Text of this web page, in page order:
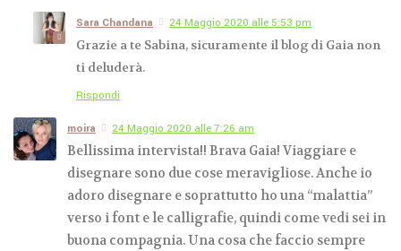
Sara Chandana 24 Maggio 2020 alle 5:53 pm
Grazie a te Sabina, sicuramente il blog di Gaia non
ti deluderà.
Rispondi
moira 24 Maggio 2020 alle 7:26 am
Bellissima intervista!! Brava Gaia! Viaggiare e
disegnare sono due cose meravigliose. Anche io
adoro disegnare e soprattutto ho una “malattia”
verso i font e le calligrafie, quindi come vedi sei in
buona compagnia. Una cosa che faccio sempre